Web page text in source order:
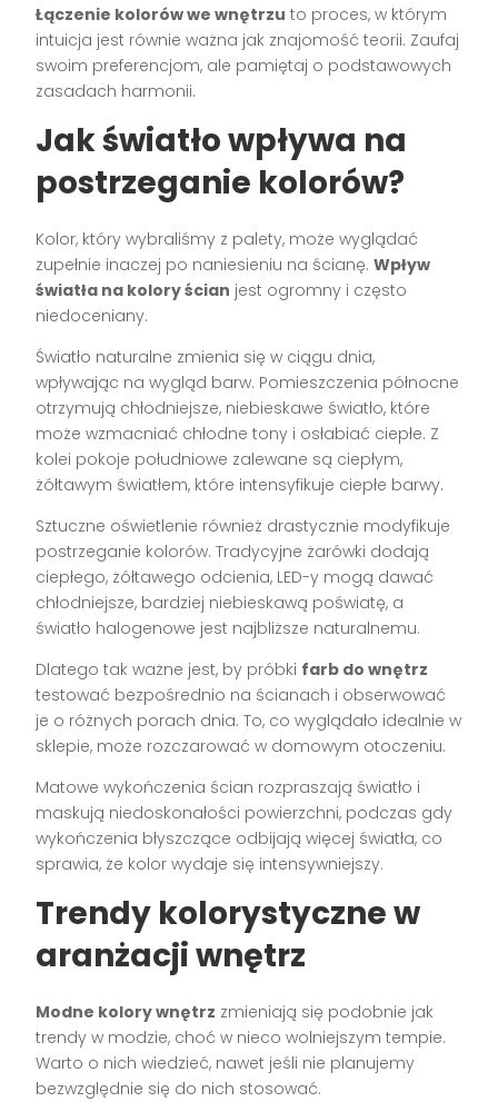
Łączenie kolorów we wnętrzu to proces, w którym
intuicja jest równie ważna jak znajomość teorii. Zaufaj
swoim preferencjom, ale pamiętaj o podstawowych
zasadach harmonii.
Jak światło wpływa na
postrzeganie kolorów?
Kolor, który wybraliśmy z palety, może wyglądać
zupełnie inaczej po naniesieniu na ścianę.Wpływ
światła na kolory ścian jest ogromny i często
niedoceniany.
Światło naturalne zmienia się w ciągu dnia,
wpływając na wygląd barw. Pomieszczenia północne
otrzymują chłodniejsze, niebieskawe światło, które
może wzmacniać chłodne tony i osłabiać ciepłe. Z
kolei pokoje południowe zalewane są ciepłym,
żółtawym światłem, które intensyfikuje ciepłe barwy.
Sztuczne oświetlenie również drastycznie modyfikuje
postrzeganie kolorów. Tradycyjne żarówki dodają
ciepłego, żółtawego odcienia, LED-y mogą dawać
chłodniejsze, bardziej niebieskawą poświatę, a
światło halogenowe jest najbliższe naturalnemu.
Dlatego tak ważne jest, by próbki farb do wnętrz
testować bezpośrednio na ścianach i obserwować
je o różnych porach dnia. To, co wyglądało idealnie w
sklepie, może rozczarować w domowym otoczeniu.
Matowe wykończenia ścian rozpraszają światło i
maskują niedoskonałości powierzchni, podczas gdy
wykończenia błyszczące odbijają więcej światła, co
sprawia, że kolor wydaje się intensywniejszy.
Trendy kolorystyczne w
aranżacji wnętrz
Modne kolory wnętrz zmieniają się podobnie jak
trendy w modzie, choć w nieco wolniejszym tempie.
Warto o nich wiedzieć, nawet jeśli nie planujemy
bezwzględnie się do nich stosować.